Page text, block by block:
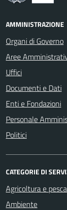
AMMINISTRAZIONE
Organi di Governo
Aree
Uffici
Documenti e Dati
Enti e Fondazioni
Personale
Politici
CATEGORIE DI
Agricoltura e pesca
Ambiente